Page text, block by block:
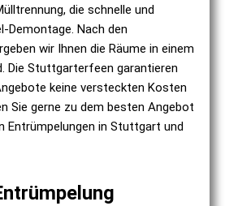
die schnelle und
Demontage. Nach den
wir Ihnen die Räume in einem
Die Stuttgarterfeen garantieren
keine versteckten Kosten
Sie gerne zu dem besten Angebot
Entrümpelungen in Stuttgart und